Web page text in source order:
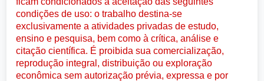
condições de uso: o trabalho destina-se
exclusivamente a atividades privadas de estudo,
ensino e pesquisa, bem como à crítica, análise e
citação científica. É proibida sua comercialização,
reprodução integral, distribuição ou exploração
econômica sem autorização prévia, expressa e por